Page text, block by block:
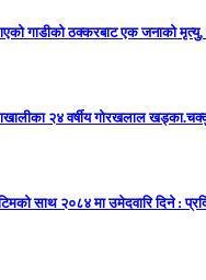
गाडीको ठक्करबाट एक जनाको मृत्यु,
२४ वर्षीय गोरखलाल खड्का.चक्कु
साथ २०८४ मा उमेदवारि दिने :